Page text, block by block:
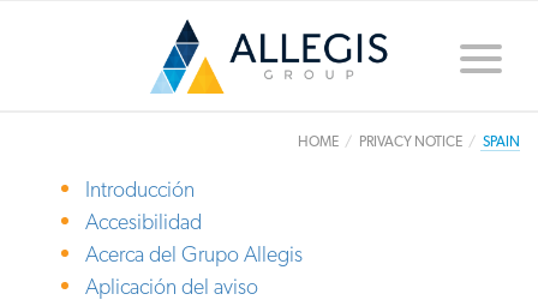
Toggle
HOME PRIVACY NOTICE SPAIN
Introducción
Accesibilidad
Acerca del Grupo Allegis
Aplicación del aviso